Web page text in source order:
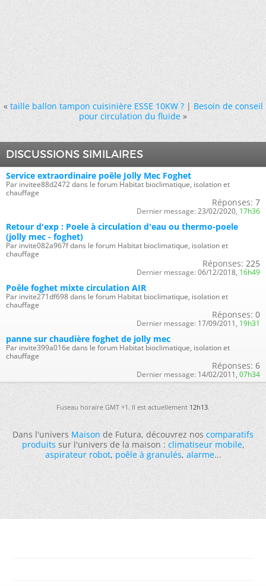
« taille ballon tampon cuisinière ESSE 10KW ?|Besoin de conseil
pour circulation du fluide »
DISCUSSIONS SIMILAIRES
Service extraordinaire poêle Jolly Mec Foghet
Par invitee88d2472 dans le forum Habitat bioclimatique, isolation et
chauffage
Réponses: 7
Dernier message: 23/02/2020, 17h36
Retour d'exp : Poele à circulation d'eau ou thermo-poele
(jolly mec - foghet)
Par invite082a967f dans le forum Habitat bioclimatique, isolation et
chauffage
Réponses: 225
Dernier message: 06/12/2018, 16h49
Poêle foghet mixte circulation AIR
Par invite271df698 dans le forum Habitat bioclimatique, isolation et
chauffage
Réponses: 0
Dernier message: 17/09/2011, 19h31
panne sur chaudière foghet de jolly mec
Par invite399a016e dans le forum Habitat bioclimatique, isolation et
chauffage
Réponses: 6
Dernier message: 14/02/2011, 07h34
Fuseau horaire GMT +1. Il est actuellement12h13.
Dans l'universMaisonde Futura, découvrez noscomparatifs
produitssur l'univers de la maison :climatiseur mobile,
aspirateur robot,poêle à granulés,alarme...